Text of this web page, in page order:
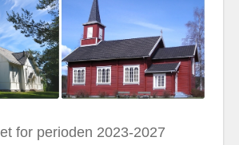
for perioden 2023-2027